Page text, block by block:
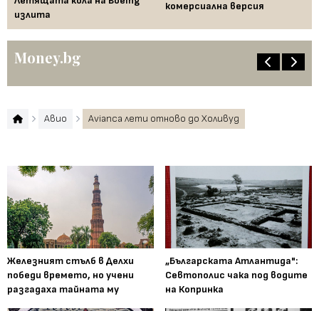
излита
комерсиална версия
Money.bg
Авио Avianca лети отново до Холивуд
Железният стълб в Делхи
победи времето, но учени
разгадаха тайната му
„Българската Атлантида":
Севтополис чака под водите
на Копринка